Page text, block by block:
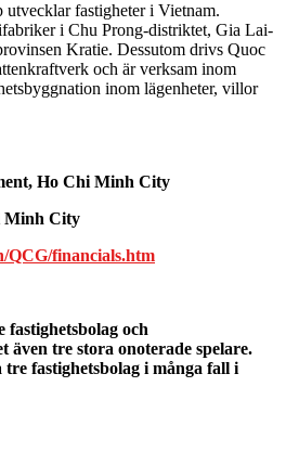
fastigheter i Vietnam.
i Chu Prong-distriktet, Gia Lai-
Kratie. Dessutom drivs Quoc
och är verksam inom
inom lägenheter, villor
Ho Chi Minh City
Minh City
QCG/financials.htm
fastighetsbolag och
även tre stora onoterade spelare.
tre fastighetsbolag i många fall i